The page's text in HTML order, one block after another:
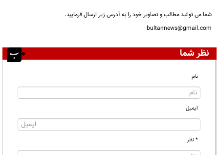
شما می توانید مطالب و تصاویر خود را به آدرس زیر ارسال فرمایید.
bultannews@gmail.com
نظر شما
نام
ایمیل
* نظر